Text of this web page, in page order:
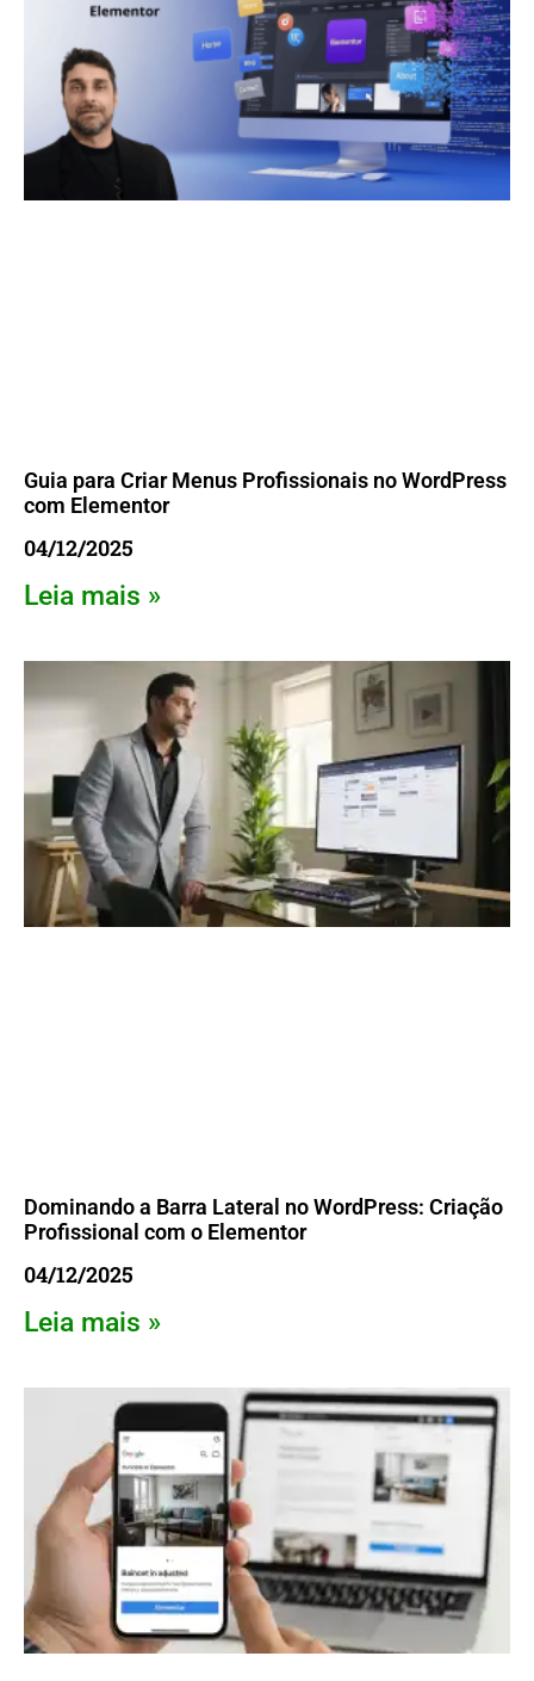
Guia para Criar Menus Profissionais no WordPress
com Elementor
04/12/2025
Leia mais »
Dominando a Barra Lateral no WordPress: Criação
Profissional com o Elementor
04/12/2025
Leia mais »